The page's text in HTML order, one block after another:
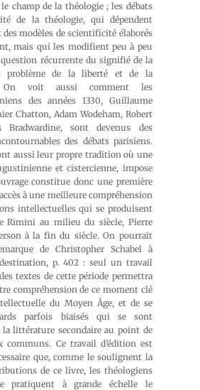
le champ de la théologie ; les débats
de la théologie, qui dépendent
des modèles de scientificité élaborés
mais qui les modifient peu à peu
récurrente du signifié de la
problème de la liberté et de la
On voit aussi comment les
des années 1330, Guillaume
Chatton, Adam Wodeham, Robert
Bradwardine, sont devenus des
des débats parisiens.
aussi leur propre tradition où une
et cistercienne, impose
constitue donc une première
à une meilleure compréhension
intellectuelles qui se produisent
Rimini au milieu du siècle, Pierre
à la fin du siècle. On pourrait
de Christopher Schabel à
p. 402 : seul un travail
textes de cette période permettra
compréhension de ce moment clé
du Moyen Âge, et de se
parfois biaisés qui se sont
la littérature secondaire au point de
communs. Ce travail d’édition est
que, comme le soulignent la
de ce livre, les théologiens
pratiquent à grande échelle le